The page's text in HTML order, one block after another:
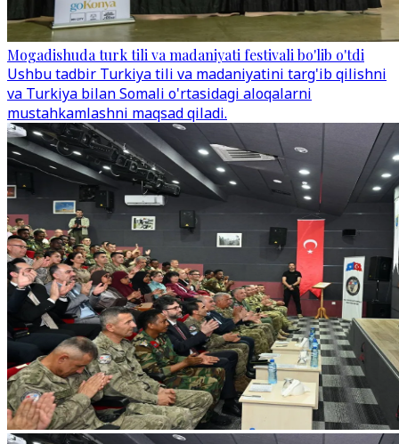
Mogadishuda turk tili va madaniyati festivali bo'lib o'tdi
Ushbu tadbir Turkiya tili va madaniyatini targ'ib qilishni
va Turkiya bilan Somali o'rtasidagi aloqalarni
mustahkamlashni maqsad qiladi.